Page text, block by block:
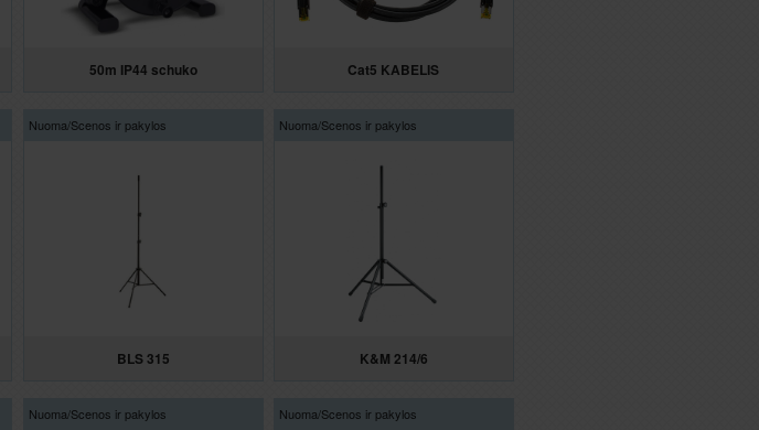
50m IP44 schuko Cat5 KABELIS
Nuoma/Scenos ir pakylos
BLS 315
Nuoma/Scenos ir pakylos
K&M 214/6
Nuoma/Scenos ir pakylos Nuoma/Scenos ir pakylos